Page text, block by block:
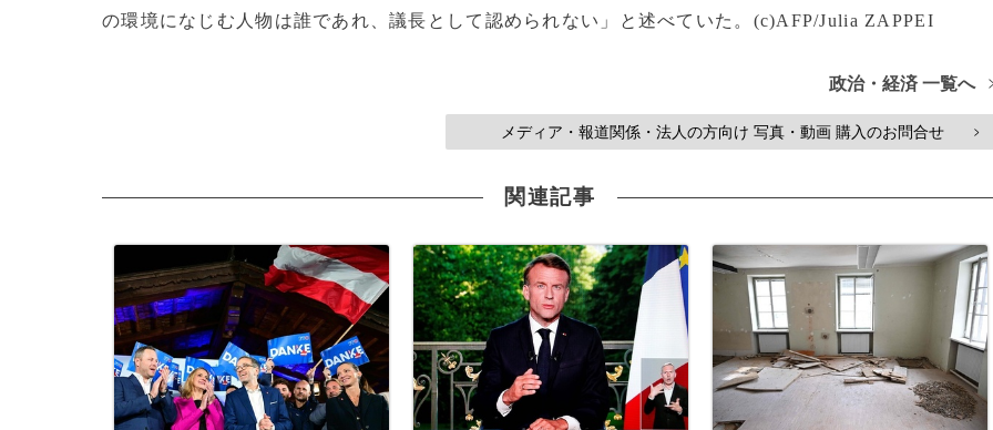
の環境になじむ人物は誰であれ、議長として認められない」と述べていた。(c)AFP/Julia ZAPPEI
政治・経済 一覧へ
メディア・報道関係・法人の方向け 写真・動画 購入のお問合せ >
関連記事